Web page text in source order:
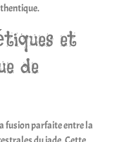
et
de
fusion parfaite entre la